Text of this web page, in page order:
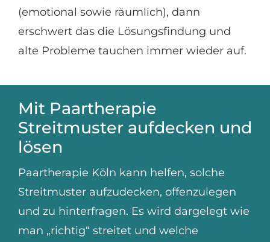
(emotional sowie räumlich), dann
erschwert das die Lösungsfindung und
alte Probleme tauchen immer wieder auf.
Mit Paartherapie
Streitmuster aufdecken und
lösen
Paartherapie Köln kann helfen, solche
Streitmuster aufzudecken, offenzulegen
und zu hinterfragen. Es wird dargelegt wie
man „richtig“ streitet und welche